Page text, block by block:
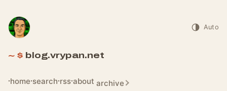
blog.vrypan.net
home search rss about archive
Auto